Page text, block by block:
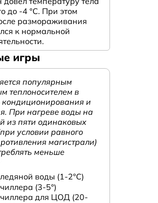
до -4 °C. При этом
размораживания
к нормальной
игры
популярным
теплоносителем в
кондиционирования и
При нагреве воды на
из пяти одинаковых
условии равного
магистрали)
меньше
воды (1-2°С)
(3-5°)
для ЦОД (20-